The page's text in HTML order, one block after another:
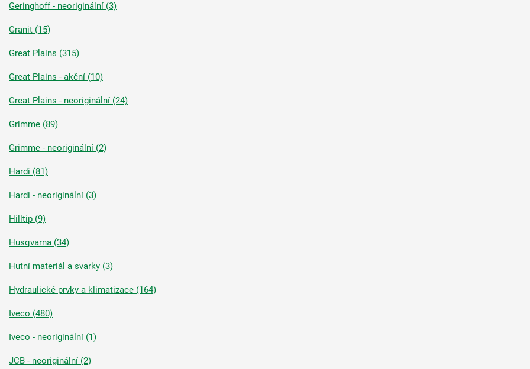
Geringhoff - neoriginální (3)
Granit (15)
Great Plains (315)
Great Plains - akční (10)
Great Plains - neoriginální (24)
Grimme (89)
Grimme - neoriginální (2)
Hardi (81)
Hardi - neoriginální (3)
Hilltip (9)
Husqvarna (34)
Hutní materiál a svarky (3)
Hydraulické prvky a klimatizace (164)
Iveco (480)
Iveco - neoriginální (1)
JCB - neoriginální (2)